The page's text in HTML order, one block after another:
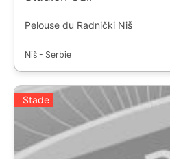
Pelouse du Radnički Niš
Niš - Serbie
Stade